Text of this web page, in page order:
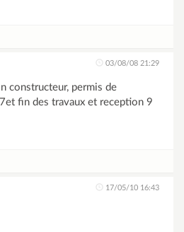
03/08/08 21:29
constructeur, permis de
fin des travaux et reception 9
17/05/10 16:43